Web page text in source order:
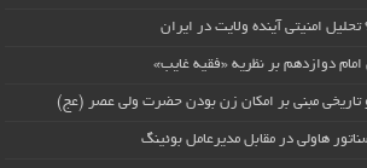
امنیتی آینده ولایت در ایران
دوازدهم بر نظریه «فقیه غایب»
تاریخی مبنی بر امکان زن بودن حضرت ولی عصر (عج)
هاولی در مقابل مدیرعامل بوئینگ